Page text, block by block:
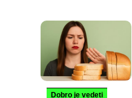
Dobro je vedeti